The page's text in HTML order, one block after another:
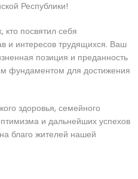
Республики!
кто посвятил себя
и интересов трудящихся. Ваш
позиция и преданность
фундаментом для достижения
здоровья, семейного
и дальнейших успехов
благо жителей нашей